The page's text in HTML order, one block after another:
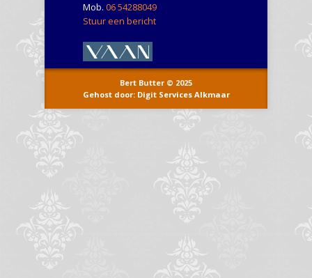
Mob. 06 54288049
Stuur een bericht
Bert Butter © 2025
Gehost door: Digit Services Alkmaar